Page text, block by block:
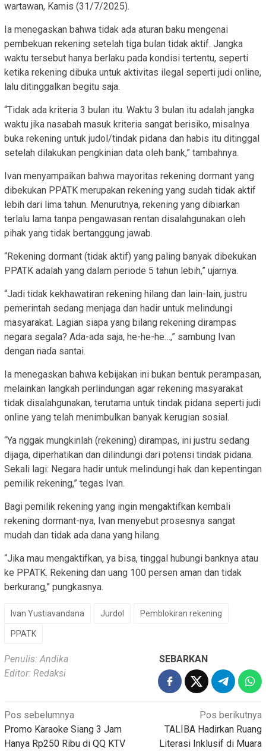
wartawan, Kamis (31/7/2025).
Ia menegaskan bahwa tidak ada aturan baku mengenai
pembekuan rekening setelah tiga bulan tidak aktif. Jangka
waktu tersebut hanya berlaku pada kondisi tertentu, seperti
ketika rekening dibuka untuk aktivitas ilegal seperti judi online,
lalu ditinggalkan begitu saja.
“Tidak ada kriteria 3 bulan itu. Waktu 3 bulan itu adalah jangka
waktu jika nasabah masuk kriteria sangat berisiko, misalnya
buka rekening untuk judol/tindak pidana dan habis itu ditinggal
setelah dilakukan pengkinian data oleh bank,” tambahnya.
Ivan menyampaikan bahwa mayoritas rekening dormant yang
dibekukan PPATK merupakan rekening yang sudah tidak aktif
lebih dari lima tahun. Menurutnya, rekening yang dibiarkan
terlalu lama tanpa pengawasan rentan disalahgunakan oleh
pihak yang tidak bertanggung jawab.
“Rekening dormant (tidak aktif) yang paling banyak dibekukan
PPATK adalah yang dalam periode 5 tahun lebih,” ujarnya.
“Jadi tidak kekhawatiran rekening hilang dan lain-lain, justru
pemerintah sedang menjaga dan hadir untuk melindungi
masyarakat. Lagian siapa yang bilang rekening dirampas
negara segala? Ada-ada saja, he-he-he…,” sambung Ivan
dengan nada santai.
Ia menegaskan bahwa kebijakan ini bukan bentuk perampasan,
melainkan langkah perlindungan agar rekening masyarakat
tidak disalahgunakan, terutama untuk tindak pidana seperti judi
online yang telah menimbulkan banyak kerugian sosial.
“Ya nggak mungkinlah (rekening) dirampas, ini justru sedang
dijaga, diperhatikan dan dilindungi dari potensi tindak pidana.
Sekali lagi: Negara hadir untuk melindungi hak dan kepentingan
pemilik rekening,” tegas Ivan.
Bagi pemilik rekening yang ingin mengaktifkan kembali
rekening dormant-nya, Ivan menyebut prosesnya sangat
mudah dan tidak ada dana yang hilang.
“Jika mau mengaktifkan, ya bisa, tinggal hubungi banknya atau
ke PPATK. Rekening dan uang 100 persen aman dan tidak
berkurang,” pungkasnya.
Ivan Yustiavandana Jurdol Pemblokiran rekening
PPATK
Penulis: Andika
Editor: Redaksi
SEBARKAN
Navigasi
pos
Pos sebelumnya
Promo Karaoke Siang 3 Jam
Hanya Rp250 Ribu di QQ KTV
Pos berikutnya
TALIBA Hadirkan Ruang
Literasi Inklusif di Muara